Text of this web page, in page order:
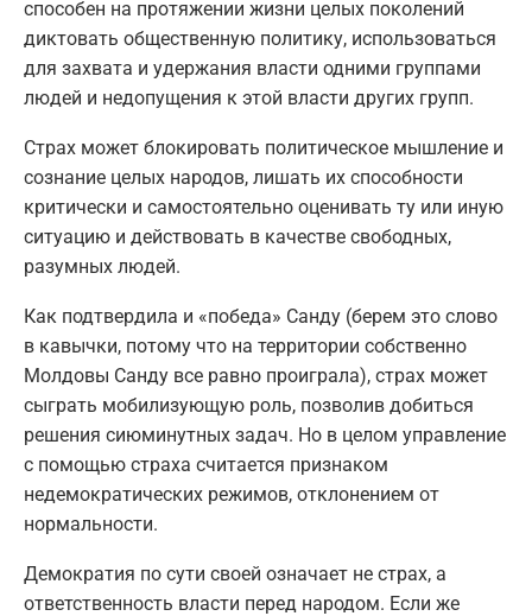
способен на протяжении жизни целых поколений
диктовать общественную политику, использоваться
для захвата и удержания власти одними группами
людей и недопущения к этой власти других групп.
Страх может блокировать политическое мышление и
сознание целых народов, лишать их способности
критически и самостоятельно оценивать ту или иную
ситуацию и действовать в качестве свободных,
разумных людей.
Как подтвердила и «победа» Санду (берем это слово
в кавычки, потому что на территории собственно
Молдовы Санду все равно проиграла), страх может
сыграть мобилизующую роль, позволив добиться
решения сиюминутных задач. Но в целом управление
с помощью страха считается признаком
недемократических режимов, отклонением от
нормальности.
Демократия по сути своей означает не страх, а
ответственность власти перед народом. Если же